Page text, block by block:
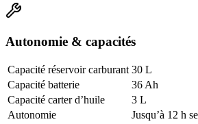
Autonomie & capacités
Capacité réservoir carburant 30 L
Capacité batterie
36 Ah
Capacité carter d’huile
3 L
Autonomie
Jusqu’à 12 h